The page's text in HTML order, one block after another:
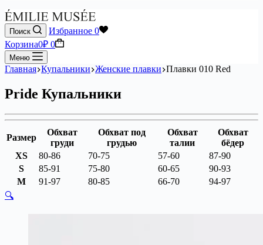
Поиск Избранное 0
Корзина0₽ 0
Меню
Главная Купальники Женские плавки Плавки 010 Red
Pride Купальники
Размер
Обхват
груди
Обхват под
грудью
Обхват
талии
Обхват
бёдер
XS
80-86 70-75 57-60
87-90
S
85-91 75-80 60-65
90-93
M
91-97 80-85 66-70
94-97
🔍